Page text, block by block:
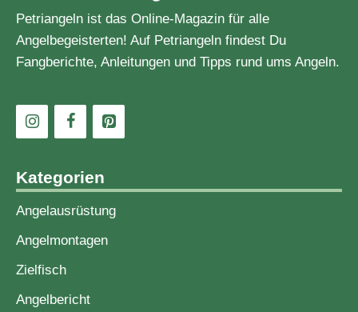
Petriangeln ist das Online-Magazin für alle
Angelbegeisterten! Auf Petriangeln findest Du
Fangberichte, Anleitungen und Tipps rund ums Angeln.
Kategorien
Angelausrüstung
Angelmontagen
Zielfisch
Angelbericht